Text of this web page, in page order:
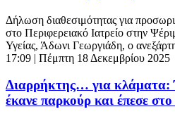
Δήλωση διαθεσιμότητας για
στο Περιφερειακό Ιατρείο στην
Υγείας, Άδωνι Γεωργιάδη, ο
17:09 | Πέμπτη 18 Δεκεμβρίου 2025
Διαρρήκτης… για κλάματα:
έκανε παρκούρ και έπεσε στο